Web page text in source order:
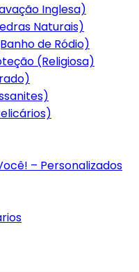
Inglesa)
Naturais)
de Ródio)
(Religiosa)
– Personalizados